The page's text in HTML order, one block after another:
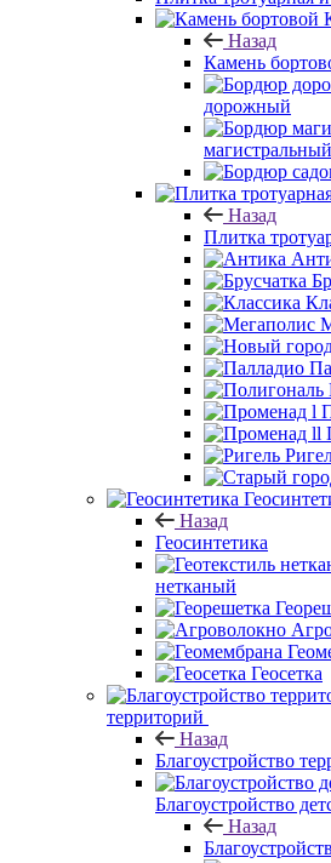
Назад
Камень
дорожный
магистральный
Назад
Плитка
Назад
Геосинтетика
нетканый
Геосетка
территорий
Назад
Благоустройство
Благоустройство
Назад